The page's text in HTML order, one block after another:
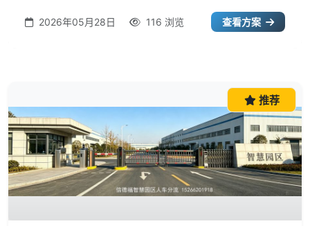
2026年05月28日 116 浏览 查看方案
推荐